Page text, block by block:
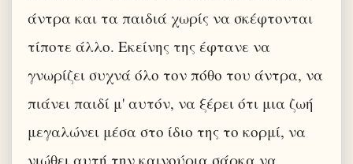
άντρα και τα παιδιά χωρίς να σκέφτονται
τίποτε άλλο. Εκείνης της έφτανε να
γνωρίζει συχνά όλο τον πόθο του άντρα, να
πιάνει παιδί μ' αυτόν, να ξέρει ότι μια ζωή
μεγαλώνει μέσα στο ίδιο της το κορμί, να
νιώθει αυτή την καινούρια σάρκα να